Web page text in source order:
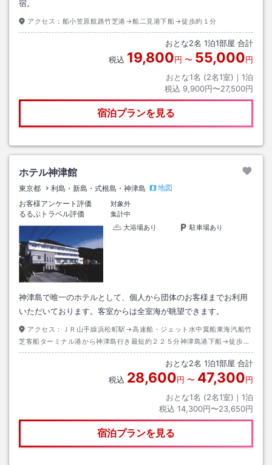
宿。
アクセス： 船小笠原航路竹芝港→船二見港下船→徒歩約１分
おとな2名 1泊1部屋 合計
税込 19,800円 〜 55,000円
おとな1名 (2名1室)｜ 1泊
税込 9,900円〜27,500円
宿泊プランを見る
ホテル神津館
東京都 利島・新島・式根島・神津島
地図
お客様アンケート評価
対象外
るるぶトラベル評価
集計中
大浴場あり
駐車場あり
神津島で唯一のホテルとして、個人から団体のお客様までお利用
いただいております。客室からは全室海が眺望できます。
アクセス：
ＪＲ山手線浜松町駅→高速船・ジェット水中翼船東海汽船竹
芝客船ターミナル港から神津島行き最短約２２５分神津島港下船→徒歩約
１５分
おとな2名 1泊1部屋 合計
税込 28,600円 〜 47,300円
おとな1名 (2名1室)｜ 1泊
税込 14,300円〜23,650円
宿泊プランを見る